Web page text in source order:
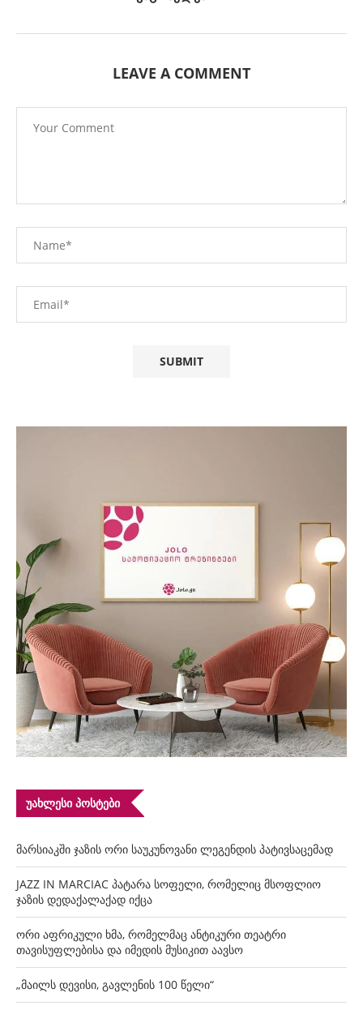
LEAVE A COMMENT
ᲣᲐᲮᲚᲔᲡᲘ ᲞᲝᲡᲢᲔᲑᲘ
მარსიაკში ჯაზის ორი საუკუნოვანი ლეგენდის პატივსაცემად
JAZZ IN MARCIAC პატარა სოფელი, რომელიც მსოფლიო
ჯაზის დედაქალაქად იქცა
ორი აფრიკული ხმა, რომელმაც ანტიკური თეატრი
თავისუფლებისა და იმედის მუსიკით აავსო
„მაილს დევისი, გავლენის 100 წელი“